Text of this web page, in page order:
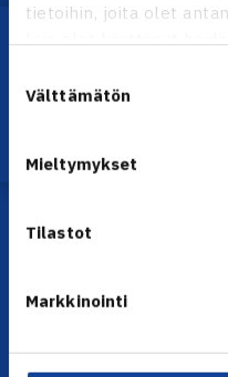
tietoihin, joita olet
valinta
Välttämätön
Mieltymykset
Tilastot
Markkinointi
Lataa OmaTennis!YHTEYSTIEDOT
Puh. 010 574 3959
Muina aikoina olkaa